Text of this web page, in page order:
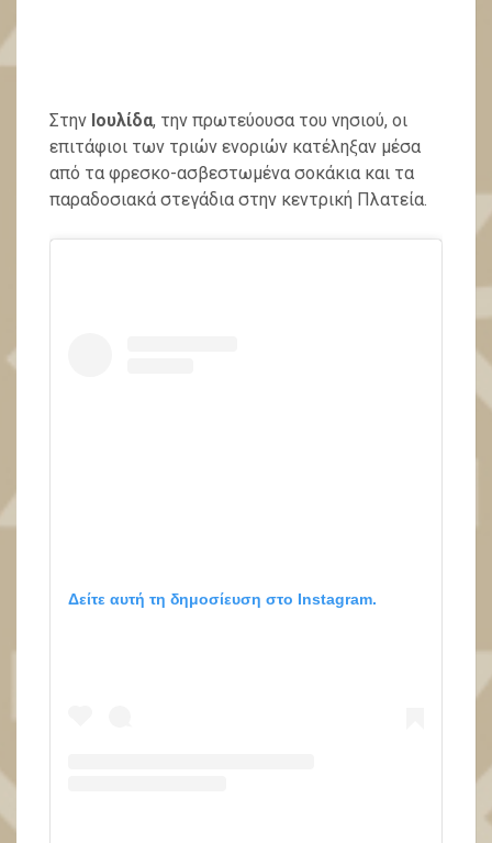
Στην Ιουλίδα, την πρωτεύουσα του νησιού, οι
επιτάφιοι των τριών ενοριών κατέληξαν μέσα
από τα φρεσκο-ασβεστωμένα σοκάκια και τα
παραδοσιακά στεγάδια στην κεντρική Πλατεία.
Δείτε αυτή τη δημοσίευση στο Instagram.